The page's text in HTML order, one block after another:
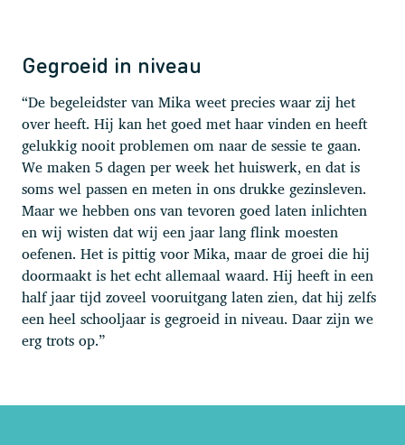
Gegroeid in niveau
“De begeleidster van Mika weet precies waar zij het
over heeft. Hij kan het goed met haar vinden en heeft
gelukkig nooit problemen om naar de sessie te gaan.
We maken 5 dagen per week het huiswerk, en dat is
soms wel passen en meten in ons drukke gezinsleven.
Maar we hebben ons van tevoren goed laten inlichten
en wij wisten dat wij een jaar lang flink moesten
oefenen. Het is pittig voor Mika, maar de groei die hij
doormaakt is het echt allemaal waard. Hij heeft in een
half jaar tijd zoveel vooruitgang laten zien, dat hij zelfs
een heel schooljaar is gegroeid in niveau. Daar zijn we
erg trots op.”